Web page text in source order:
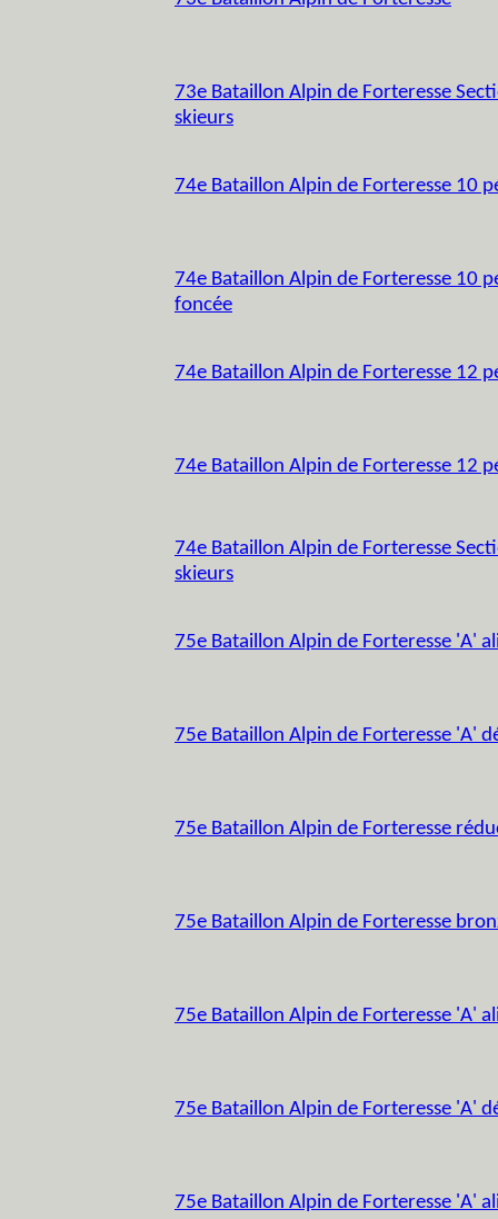
73e Bataillon Alpin de Forteresse
skieurs
74e Bataillon Alpin de Forteresse 10
74e Bataillon Alpin de Forteresse 10
foncée
74e Bataillon Alpin de Forteresse 12
74e Bataillon Alpin de Forteresse 12
74e Bataillon Alpin de Forteresse
skieurs
75e Bataillon Alpin de Forteresse 'A'
75e Bataillon Alpin de Forteresse 'A'
75e Bataillon Alpin de Forteresse
75e Bataillon Alpin de Forteresse
75e Bataillon Alpin de Forteresse 'A'
75e Bataillon Alpin de Forteresse 'A'
75e Bataillon Alpin de Forteresse 'A'